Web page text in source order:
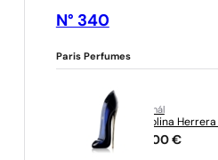
N° 340
Paris Perfumes
originál
Carolina Herrera
94,00 €